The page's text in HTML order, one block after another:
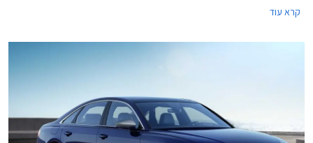
מוגבלת ל- 250 קמ"ש. טווח הנסיעה החשמלי בגרסה זו עומד על 53 ק"מ
קרא עוד